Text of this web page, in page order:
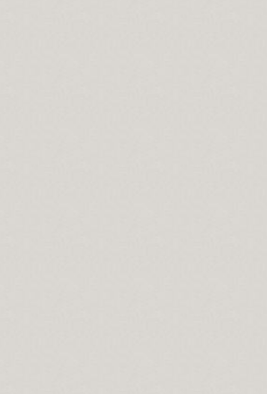
ı niyazımla, Hu erenler ve Can“ hitap ve manaları.
biz.
yanlışlıktır...
kabullendiler